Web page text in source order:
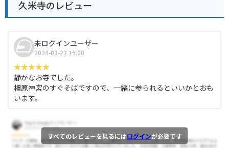
久米寺のレビュー
未ログインユーザー
2024-03-22 15:00
静かなお寺でした。
橿原神宮のすぐそばですので、一緒に参られるといいかとおも
います。
すべてのレビューを見るにはログインが必要です